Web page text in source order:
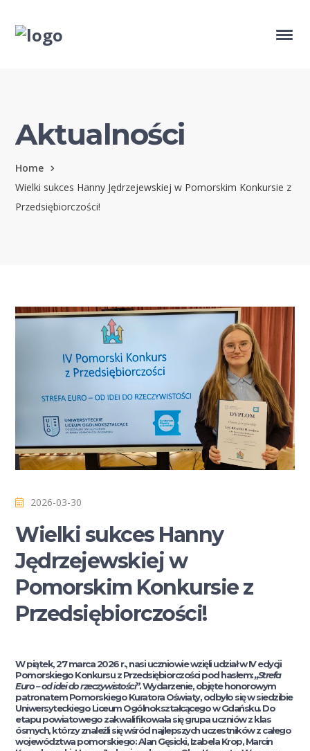
Aktualności
Home
Wielki sukces Hanny Jędrzejewskiej w Pomorskim Konkursie z
Przedsiębiorczości!
2026-03-30
Wielki sukces Hanny
Jędrzejewskiej w
Pomorskim Konkursie z
Przedsiębiorczości!
W piątek, 27 marca 2026 r., nasi uczniowie wzięli udział w IV edycji
Pomorskiego Konkursu z Przedsiębiorczości pod hasłem:„Strefa
Euro – od idei do rzeczywistości”. Wydarzenie, objęte honorowym
patronatem Pomorskiego Kuratora Oświaty, odbyło się w siedzibie
Uniwersyteckiego Liceum Ogólnokształcącego w Gdańsku. Do
etapu powiatowego zakwalifikowała się grupa uczniów z klas
ósmych, którzy znaleźli się wśród najlepszych uczestników z całego
województwa pomorskiego: Alan Gęsicki, Izabela Krop, Marcin